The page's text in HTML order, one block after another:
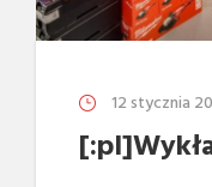
12 stycznia